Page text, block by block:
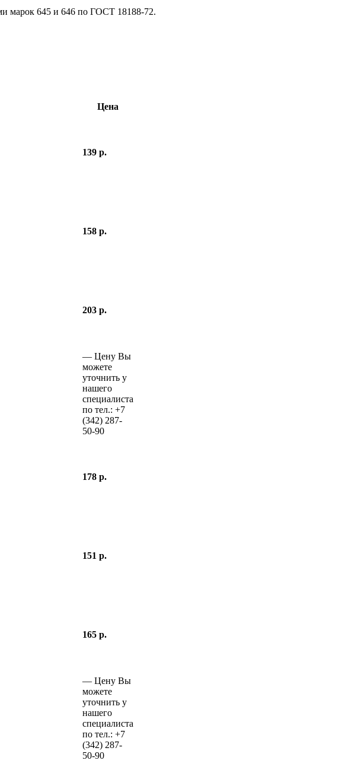
марок 645 и 646 по ГОСТ 18188-72.
Цена
139 р.
158 р.
203 р.
— Цену Вы
можете
уточнить у
нашего
специалиста
по тел.: +7
(342) 287-
50-90
178 р.
151 р.
165 р.
— Цену Вы
можете
уточнить у
нашего
специалиста
по тел.: +7
(342) 287-
50-90